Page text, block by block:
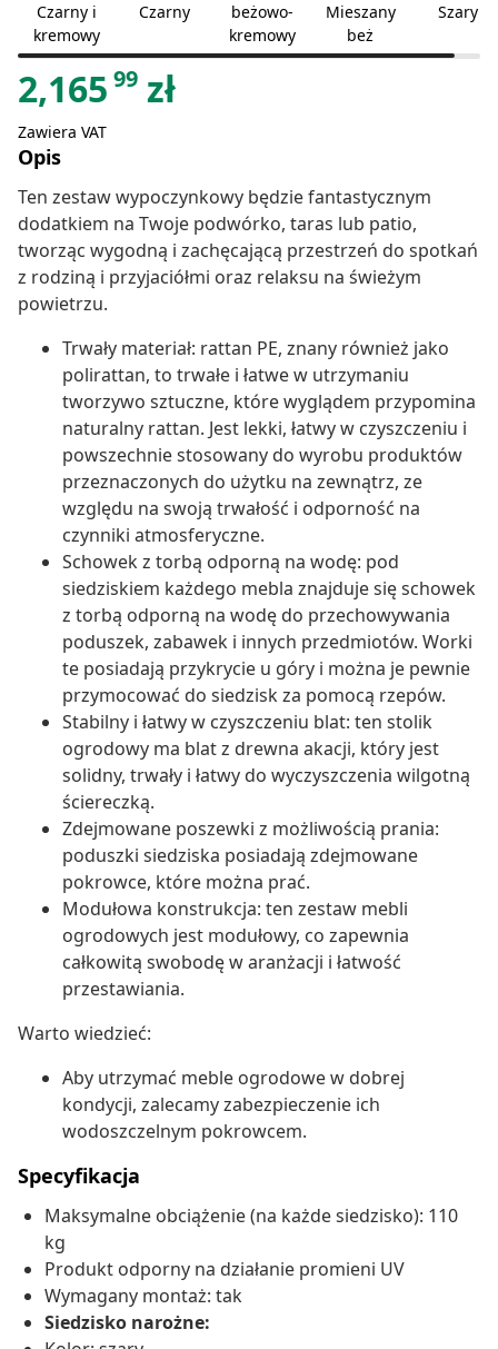
Czarny i
kremowy
Czarny
beżowo-
kremowy
Mieszany
beż
Szary
2,165 99 zł
Zawiera VAT
Opis
Ten zestaw wypoczynkowy będzie fantastycznym
dodatkiem na Twoje podwórko, taras lub patio,
tworząc wygodną i zachęcającą przestrzeń do spotkań
z rodziną i przyjaciółmi oraz relaksu na świeżym
powietrzu.
Trwały materiał: rattan PE, znany również jako
polirattan, to trwałe i łatwe w utrzymaniu
tworzywo sztuczne, które wyglądem przypomina
naturalny rattan. Jest lekki, łatwy w czyszczeniu i
powszechnie stosowany do wyrobu produktów
przeznaczonych do użytku na zewnątrz, ze
względu na swoją trwałość i odporność na
czynniki atmosferyczne.
Schowek z torbą odporną na wodę: pod
siedziskiem każdego mebla znajduje się schowek
z torbą odporną na wodę do przechowywania
poduszek, zabawek i innych przedmiotów. Worki
te posiadają przykrycie u góry i można je pewnie
przymocować do siedzisk za pomocą rzepów.
Stabilny i łatwy w czyszczeniu blat: ten stolik
ogrodowy ma blat z drewna akacji, który jest
solidny, trwały i łatwy do wyczyszczenia wilgotną
ściereczką.
Zdejmowane poszewki z możliwością prania:
poduszki siedziska posiadają zdejmowane
pokrowce, które można prać.
Modułowa konstrukcja: ten zestaw mebli
ogrodowych jest modułowy, co zapewnia
całkowitą swobodę w aranżacji i łatwość
przestawiania.
Warto wiedzieć:
Aby utrzymać meble ogrodowe w dobrej
kondycji, zalecamy zabezpieczenie ich
wodoszczelnym pokrowcem.
Specyfikacja
Maksymalne obciążenie (na każde siedzisko): 110
kg
Produkt odporny na działanie promieni UV
Wymagany montaż: tak
Siedzisko narożne: